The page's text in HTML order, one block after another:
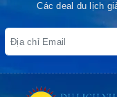
Các deal du lịch